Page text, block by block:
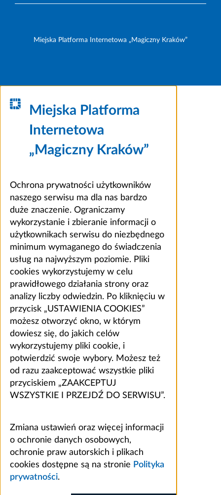
Miejska Platforma Internetowa „Magiczny Kraków”
Miejska Platforma
Internetowa
„Magiczny Kraków”
Ochrona prywatności użytkowników
naszego serwisu ma dla nas bardzo
duże znaczenie. Ograniczamy
wykorzystanie i zbieranie informacji o
użytkownikach serwisu do niezbędnego
minimum wymaganego do świadczenia
usług na najwyższym poziomie. Pliki
cookies wykorzystujemy w celu
prawidłowego działania strony oraz
analizy liczby odwiedzin. Po kliknięciu w
przycisk „USTAWIENIA COOKIES”
możesz otworzyć okno, w którym
dowiesz się, do jakich celów
wykorzystujemy pliki cookie, i
potwierdzić swoje wybory. Możesz też
od razu zaakceptować wszystkie pliki
przyciskiem „ZAAKCEPTUJ
WSZYSTKIE I PRZEJDŹ DO SERWISU”.
Zmiana ustawień oraz więcej informacji
o ochronie danych osobowych,
ochronie praw autorskich i plikach
cookies dostępne są na stronie Polityka
prywatności.